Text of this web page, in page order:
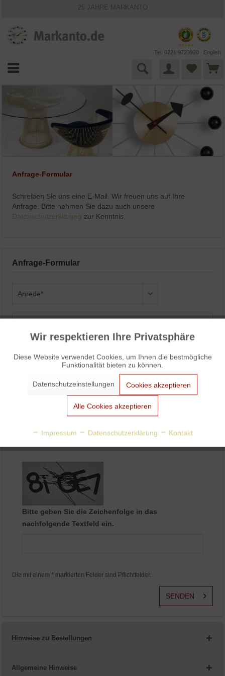
25 JAHRE MARKANTO
VIELFÄLTIGE ZAHLUNGSMÖGLICHKEITEN
BESTPRICE-GARANTIE
Tel. 0221 9723920 English
Anfrage-Formular
Schreiben Sie uns eine E-Mail. Wir freuen uns auf Ihre
Anfrage. Bitte nehmen Sie dazu auch unsere
Datenschutzerklärung zur Kenntnis.
Anfrage-Formular
Bitte geben Sie die Zeichenfolge in das
nachfolgende Textfeld ein.
Die mit einem * markierten Felder sind Pflichtfelder.
SENDEN
Hinweise zu Bestellungen
Allgemeine Hinweise
Funktionale Aktiv
Aktiv
Aktiv
Personalisierung
Wir respektieren Ihre Privatsphäre
Diese Website verwendet Cookies, um Ihnen die bestmögliche
Funktionalität bieten zu können.
Datenschutzeinstellungen Cookies akzeptieren
Alle Cookies akzeptieren
Impressum Datenschutzerklärung Kontakt